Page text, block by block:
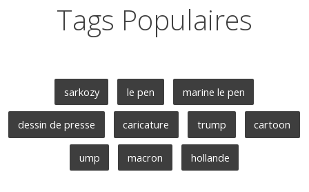
Tags Populaires
sarkozy le pen marine le pen
dessin de presse caricature trump cartoon
ump macron hollande